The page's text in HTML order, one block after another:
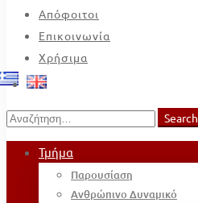
Απόφοιτοι
Επικοινωνία
Χρήσιμα
Search
for:
Search
Τμήμα
Παρουσίαση
Ανθρώπινο Δυναμικό